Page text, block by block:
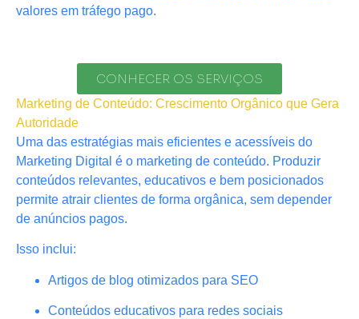
valores em tráfego pago.
CONHECER OS SERVIÇOS
Marketing de Conteúdo: Crescimento Orgânico que Gera
Autoridade
Uma das estratégias mais eficientes e acessíveis do
Marketing Digital é o marketing de conteúdo. Produzir
conteúdos relevantes, educativos e bem posicionados
permite atrair clientes de forma orgânica, sem depender
de anúncios pagos.
Isso inclui:
Artigos de blog otimizados para SEO
Conteúdos educativos para redes sociais